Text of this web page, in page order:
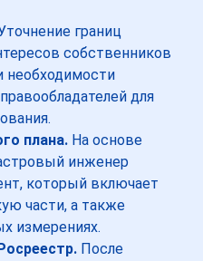
границ
собственников
необходимости
для
плана. На основе
инженер
который включает
части, а также
измерениях.
После